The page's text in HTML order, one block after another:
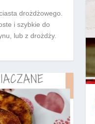
drożdżowego.
i szybkie do
lub z drożdży.